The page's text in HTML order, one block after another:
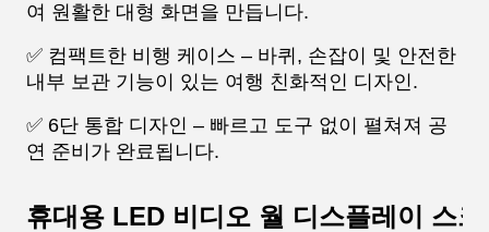
여 원활한 대형 화면을 만듭니다.
✅ 컴팩트한 비행 케이스 – 바퀴, 손잡이 및 안전한
내부 보관 기능이 있는 여행 친화적인 디자인.
✅ 6단 통합 디자인 – 빠르고 도구 없이 펼쳐져 공
연 준비가 완료됩니다.
휴대용 LED 비디오 월 디스플레이 스크